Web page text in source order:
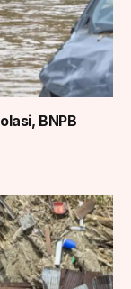
BNPB